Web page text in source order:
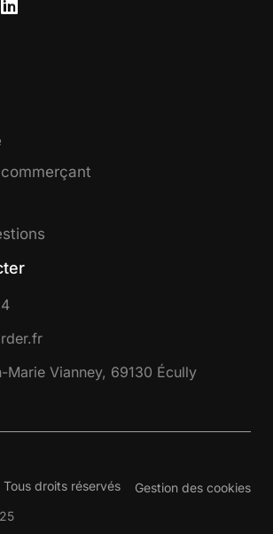
Marie Vianney, 69130 Écully
droits réservés
Gestion des cookies